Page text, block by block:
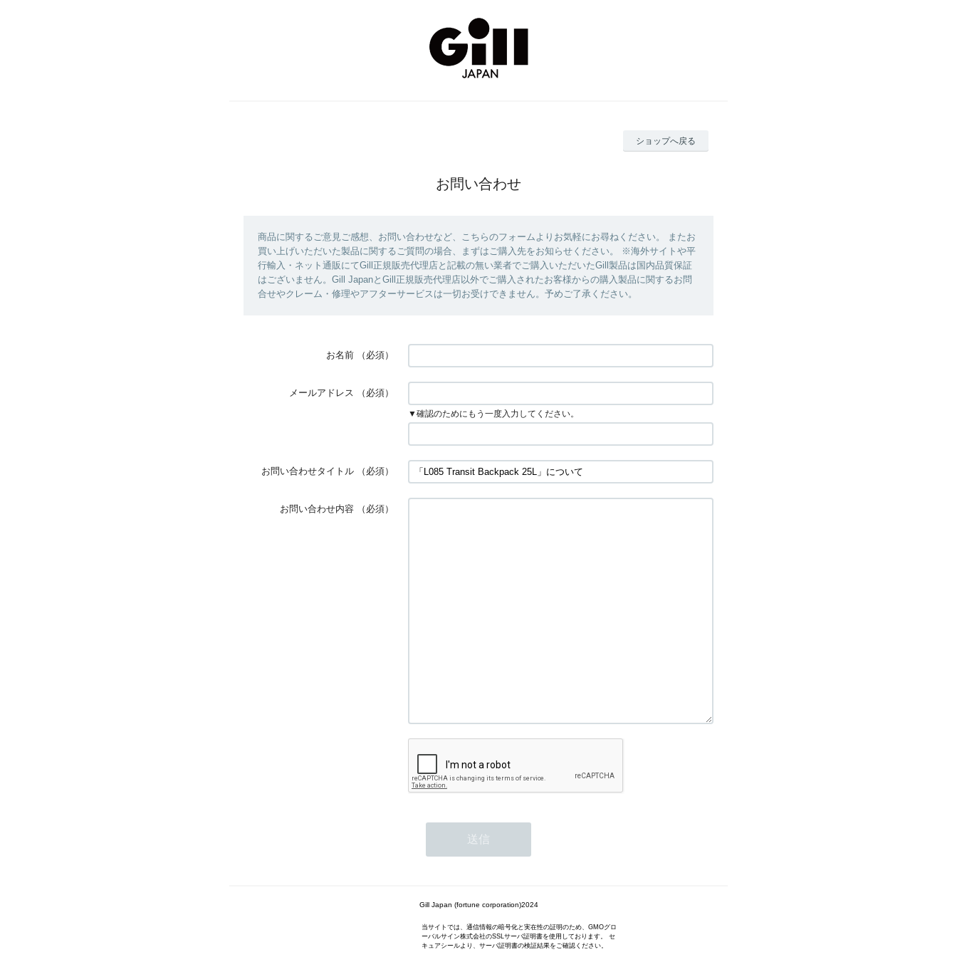
ショップへ戻る
お問い合わせ
商品に関するご意見ご感想、お問い合わせなど、こちらのフォームよりお気軽にお尋ねください。 またお
買い上げいただいた製品に関するご質問の場合、まずはご購入先をお知らせください。 ※海外サイトや平
行輸入・ネット通販にてGill正規販売代理店と記載の無い業者でご購入いただいたGill製品は国内品質保証
はございません。Gill JapanとGill正規販売代理店以外でご購入されたお客様からの購入製品に関するお問
合せやクレーム・修理やアフターサービスは一切お受けできません。予めご了承ください。
お名前 （必須）
メールアドレス （必須）
▼確認のためにもう一度入力してください。
お問い合わせタイトル （必須）
お問い合わせ内容 （必須）
Gill Japan (fortune corporation)2024
当サイトでは、通信情報の暗号化と実在性の証明のため、GMOグロ
ーバルサイン株式会社のSSLサーバ証明書を使用しております。 セ
キュアシールより、サーバ証明書の検証結果をご確認ください。